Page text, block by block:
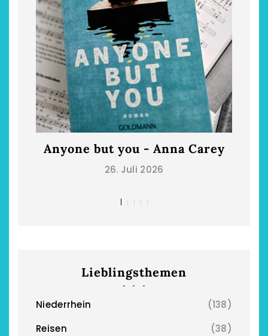
Anyone but you - Anna Carey
26. Juli 2026
Lieblingsthemen
Niederrhein
(138)
Reisen
(38)